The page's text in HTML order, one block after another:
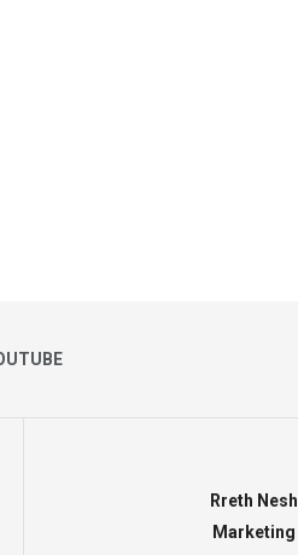
Rreth Nesh
Marketing